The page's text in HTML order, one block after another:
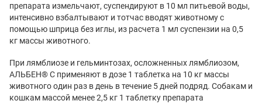
препарата измельчают, суспендируют в 10 мл питьевой воды,
интенсивно взбалтывают и тотчас вводят животному с
помощью шприца без иглы, из расчета 1 мл суспензии на 0,5
кг массы животного.
При лямблиозе и гельминтозах, осложненных лямблиозом,
АЛЬБЕН® С применяют в дозе 1 таблетка на 10 кг массы
животного один раз в день в течение 5 дней подряд. Собакам и
кошкам массой менее 2,5 кг 1 таблетку препарата